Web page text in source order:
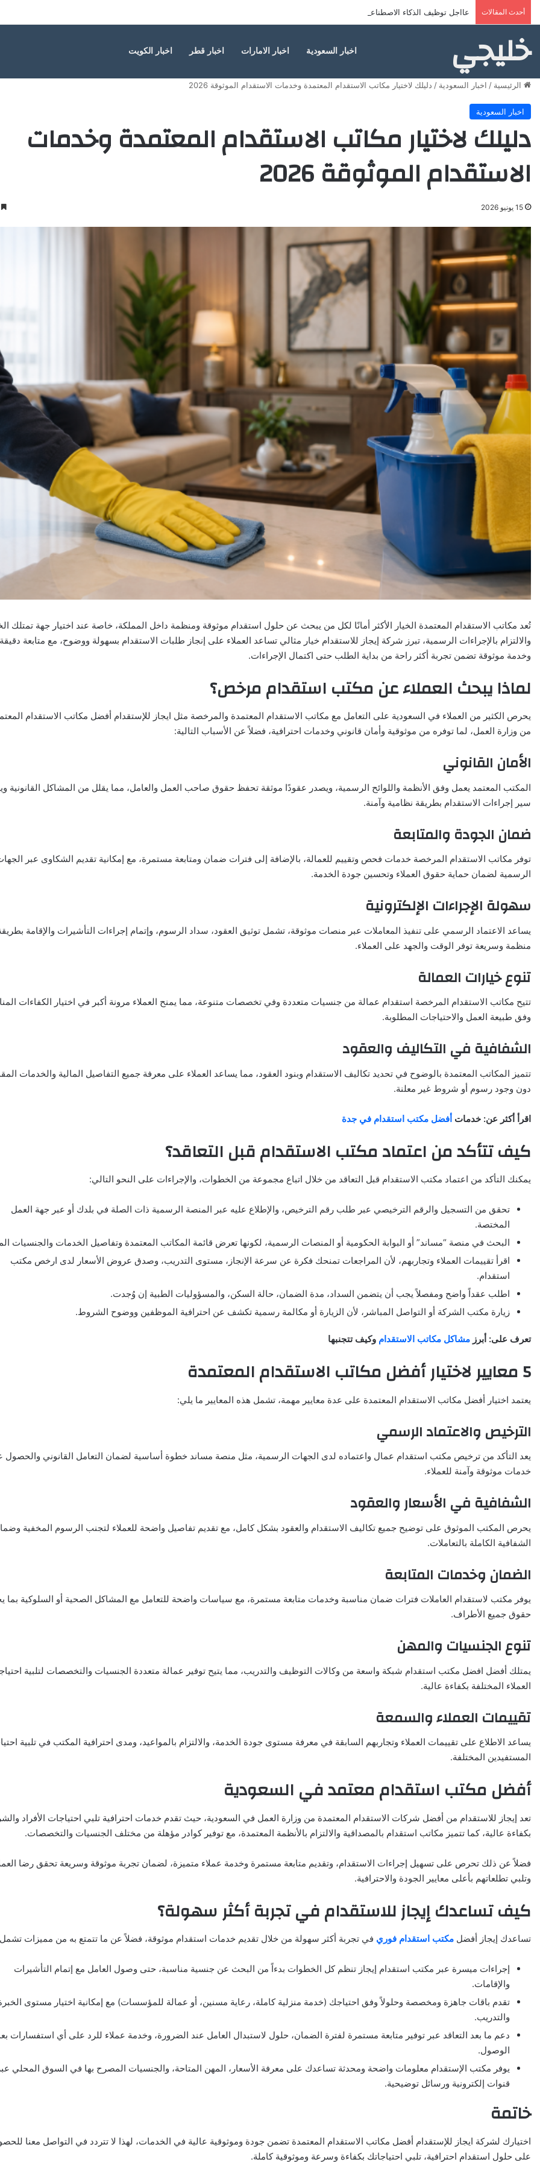
أحدث المقالات عااجل توظيف الذكاء الاصطناعي في التعليم السعودي … إليك التفاصيل
خليجي اخبار السعودية اخبار الامارات اخبار قطر اخبار الكويت
الرئيسية / اخبار السعودية / دليلك لاختيار مكاتب الاستقدام المعتمدة وخدمات الاستقدام الموثوقة 2026
اخبار السعودية
دليلك لاختيار مكاتب الاستقدام المعتمدة وخدمات
الاستقدام الموثوقة 2026
15 يونيو 2026 3 دقائق
تُعد مكاتب الاستقدام المعتمدة الخيار الأكثر أمانًا لكل من يبحث عن حلول استقدام موثوقة ومنظمة داخل المملكة، خاصة عند اختيار جهة تمتلك
والالتزام بالإجراءات الرسمية، تبرز شركة إيجاز للاستقدام خيار مثالي تساعد العملاء على إنجاز طلبات الاستقدام بسهولة ووضوح، مع متابعة
وخدمة موثوقة تضمن تجربة أكثر راحة من بداية الطلب حتى اكتمال الإجراءات.
لماذا يبحث العملاء عن مكتب استقدام مرخص؟
يحرص الكثير من العملاء في السعودية على التعامل مع مكاتب الاستقدام المعتمدة والمرخصة مثل ايجاز للإستقدام أفضل مكاتب الاستقدام
من وزارة العمل، لما توفره من موثوقية وأمان قانوني وخدمات احترافية، فضلاً عن الأسباب التالية:
الأمان القانوني
المكتب المعتمد يعمل وفق الأنظمة واللوائح الرسمية، ويصدر عقودًا موثقة تحفظ حقوق صاحب العمل والعامل، مما يقلل من المشاكل القانونية
سير إجراءات الاستقدام بطريقة نظامية وآمنة.
ضمان الجودة والمتابعة
توفر مكاتب الاستقدام المرخصة خدمات فحص وتقييم للعمالة، بالإضافة إلى فترات ضمان ومتابعة مستمرة، مع إمكانية تقديم الشكاوى عبر
الرسمية لضمان حماية حقوق العملاء وتحسين جودة الخدمة.
سهولة الإجراءات الإلكترونية
يساعد الاعتماد الرسمي على تنفيذ المعاملات عبر منصات موثوقة، تشمل توثيق العقود، سداد الرسوم، وإتمام إجراءات التأشيرات والإقامة
منظمة وسريعة توفر الوقت والجهد على العملاء.
تنوع خيارات العمالة
تتيح مكاتب الاستقدام المرخصة استقدام عمالة من جنسيات متعددة وفي تخصصات متنوعة، مما يمنح العملاء مرونة أكبر في اختيار الكفاءات
وفق طبيعة العمل والاحتياجات المطلوبة.
الشفافية في التكاليف والعقود
تتميز المكاتب المعتمدة بالوضوح في تحديد تكاليف الاستقدام وبنود العقود، مما يساعد العملاء على معرفة جميع التفاصيل المالية والخدمات
دون وجود رسوم أو شروط غير معلنة.
اقرأ أكثر عن: خدمات أفضل مكتب استقدام في جدة
كيف تتأكد من اعتماد مكتب الاستقدام قبل التعاقد؟
يمكنك التأكد من اعتماد مكتب الاستقدام قبل التعاقد من خلال اتباع مجموعة من الخطوات، والإجراءات على النحو التالي:
تحقق من التسجيل والرقم الترخيصي عبر طلب رقم الترخيص، والإطلاع عليه عبر المنصة الرسمية ذات الصلة في بلدك أو عبر جهة العمل
المختصة.
البحث في منصة “مساند” أو البوابة الحكومية أو المنصات الرسمية، لكونها تعرض قائمة المكاتب المعتمدة وتفاصيل الخدمات والجنسيات
اقرأ تقييمات العملاء وتجاربهم، لأن المراجعات تمنحك فكرة عن سرعة الإنجاز، مستوى التدريب، وصدق عروض الأسعار لدى ارخص مكتب
استقدام.
اطلب عقداً واضح ومفصلاً يجب أن يتضمن السداد، مدة الضمان، حالة السكن، والمسؤوليات الطبية إن وُجدت.
زيارة مكتب الشركة أو التواصل المباشر، لأن الزيارة أو مكالمة رسمية تكشف عن احترافية الموظفين ووضوح الشروط.
تعرف على: أبرز مشاكل مكاتب الاستقدام وكيف تتجنبها
5 معايير لاختيار أفضل مكاتب الاستقدام المعتمدة
يعتمد اختيار أفضل مكاتب الاستقدام المعتمدة على عدة معايير مهمة، تشمل هذه المعايير ما يلي:
الترخيص والاعتماد الرسمي
يعد التأكد من ترخيص مكتب استقدام عمال واعتماده لدى الجهات الرسمية، مثل منصة مساند خطوة أساسية لضمان التعامل القانوني والحصول
خدمات موثوقة وآمنة للعملاء.
الشفافية في الأسعار والعقود
يحرص المكتب الموثوق على توضيح جميع تكاليف الاستقدام والعقود بشكل كامل، مع تقديم تفاصيل واضحة للعملاء لتجنب الرسوم المخفية
الشفافية الكاملة بالتعاملات.
الضمان وخدمات المتابعة
يوفر مكتب لاستقدام العاملات فترات ضمان مناسبة وخدمات متابعة مستمرة، مع سياسات واضحة للتعامل مع المشاكل الصحية أو السلوكية بما
حقوق جميع الأطراف.
تنوع الجنسيات والمهن
يمتلك أفضل افضل مكتب استقدام شبكة واسعة من وكالات التوظيف والتدريب، مما يتيح توفير عمالة متعددة الجنسيات والتخصصات لتلبية
العملاء المختلفة بكفاءة عالية.
تقييمات العملاء والسمعة
يساعد الاطلاع على تقييمات العملاء وتجاربهم السابقة في معرفة مستوى جودة الخدمة، والالتزام بالمواعيد، ومدى احترافية المكتب في تلبية
المستفيدين المختلفة.
أفضل مكتب استقدام معتمد في السعودية
تعد إيجاز للاستقدام من أفضل شركات الاستقدام المعتمدة من وزارة العمل في السعودية، حيث تقدم خدمات احترافية تلبي احتياجات الأفراد
بكفاءة عالية، كما تتميز مكاتب استقدام بالمصداقية والالتزام بالأنظمة المعتمدة، مع توفير كوادر مؤهلة من مختلف الجنسيات والتخصصات.
فضلاً عن ذلك تحرص على تسهيل إجراءات الاستقدام، وتقديم متابعة مستمرة وخدمة عملاء متميزة، لضمان تجربة موثوقة وسريعة تحقق رضا
وتلبي تطلعاتهم بأعلى معايير الجودة والاحترافية.
كيف تساعدك إيجاز للاستقدام في تجربة أكثر سهولة؟
تساعدك إيجاز أفضل مكتب استقدام فوري في تجربة أكثر سهولة من خلال تقديم خدمات استقدام موثوقة، فضلاً عن ما تتمتع به من مميزات
إجراءات ميسرة عبر مكتب استقدام إيجاز تنظم كل الخطوات بدءاً من البحث عن جنسية مناسبة، حتى وصول العامل مع إتمام التأشيرات
والإقامات.
تقدم باقات جاهزة ومخصصة وحلولاً وفق احتياجك (خدمة منزلية كاملة، رعاية مسنين، أو عمالة للمؤسسات) مع إمكانية اختيار مستوى
والتدريب.
دعم ما بعد التعاقد عبر توفير متابعة مستمرة لفترة الضمان، حلول لاستبدال العامل عند الضرورة، وخدمة عملاء للرد على أي استفسارات
الوصول.
يوفر مكتب الإستقدام معلومات واضحة ومحدثة تساعدك على معرفة الأسعار، المهن المتاحة، والجنسيات المصرح بها في السوق المحلي
قنوات إلكترونية ورسائل توضيحية.
خاتمة
اختيارك لشركة ايجاز للإستقدام أفضل مكاتب الاستقدام المعتمدة تضمن جودة وموثوقية عالية في الخدمات، لهذا لا تتردد في التواصل معنا
على حلول استقدام احترافية، تلبي احتياجاتك بكفاءة وسرعة وموثوقية كاملة.